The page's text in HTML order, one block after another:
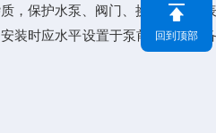
，保护水泵、阀门、换热器、仪
装时应水平设置于泵前或关键设
回到顶部